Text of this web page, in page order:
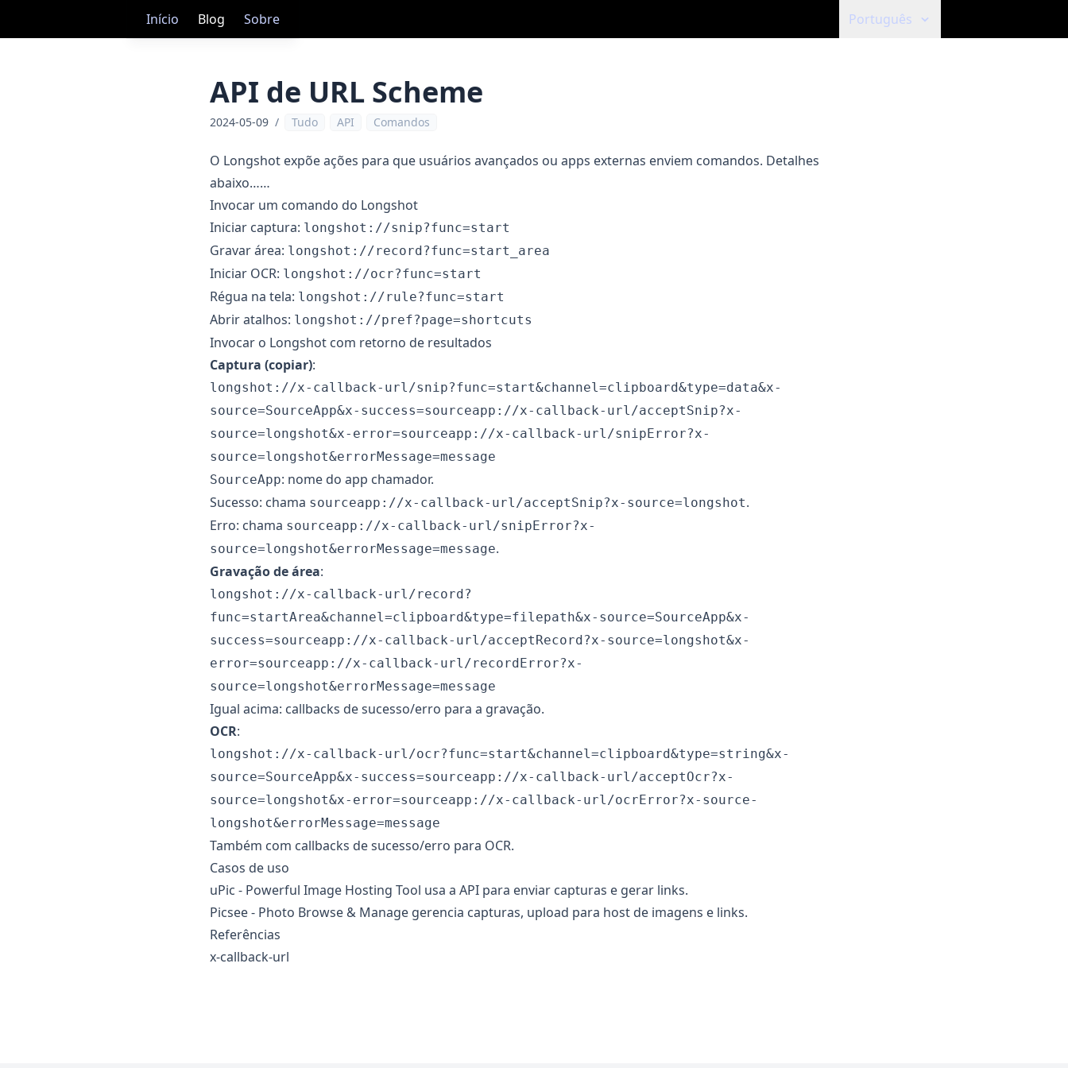
Início Blog Sobre Português
API de URL Scheme
2024-05-09 / Tudo API Comandos
O Longshot expõe ações para que usuários avançados ou apps externas enviem comandos. Detalhes
abaixo……
Invocar um comando do Longshot
Iniciar captura: longshot://snip?func=start
Gravar área: longshot://record?func=start_area
Iniciar OCR: longshot://ocr?func=start
Régua na tela: longshot://rule?func=start
Abrir atalhos: longshot://pref?page=shortcuts
Invocar o Longshot com retorno de resultados
Captura (copiar):
longshot://x-callback-url/snip?func=start&channel=clipboard&type=data&x-
source=SourceApp&x-success=sourceapp://x-callback-url/acceptSnip?x-
source=longshot&x-error=sourceapp://x-callback-url/snipError?x-
source=longshot&errorMessage=message
SourceApp: nome do app chamador.
Sucesso: chama sourceapp://x-callback-url/acceptSnip?x-source=longshot.
Erro: chama sourceapp://x-callback-url/snipError?x-
source=longshot&errorMessage=message.
Gravação de área:
longshot://x-callback-url/record?
func=startArea&channel=clipboard&type=filepath&x-source=SourceApp&x-
success=sourceapp://x-callback-url/acceptRecord?x-source=longshot&x-
error=sourceapp://x-callback-url/recordError?x-
source=longshot&errorMessage=message
Igual acima: callbacks de sucesso/erro para a gravação.
OCR:
longshot://x-callback-url/ocr?func=start&channel=clipboard&type=string&x-
source=SourceApp&x-success=sourceapp://x-callback-url/acceptOcr?x-
source=longshot&x-error=sourceapp://x-callback-url/ocrError?x-source-
longshot&errorMessage=message
Também com callbacks de sucesso/erro para OCR.
Casos de uso
uPic - Powerful Image Hosting Tool usa a API para enviar capturas e gerar links.
Picsee - Photo Browse & Manage gerencia capturas, upload para host de imagens e links.
Referências
x-callback-url